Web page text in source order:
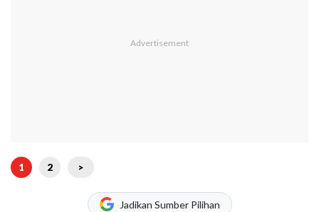
1 2 >
Jadikan Sumber Pilihan